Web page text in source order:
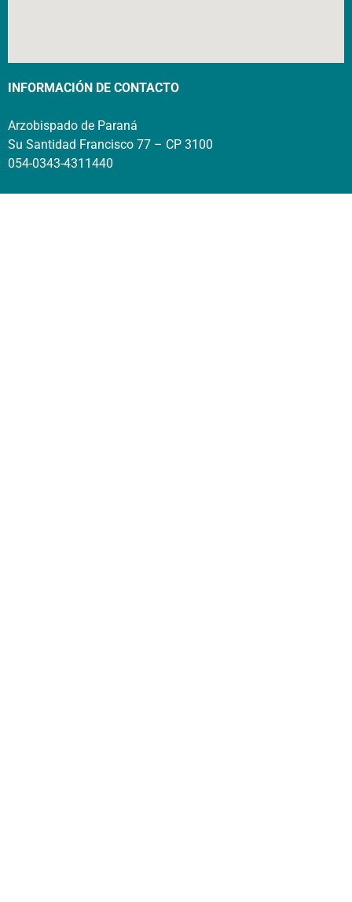
INFORMACIÓN DE CONTACTO
Arzobispado de Paraná
Su Santidad Francisco 77 – CP 3100
054-0343-4311440